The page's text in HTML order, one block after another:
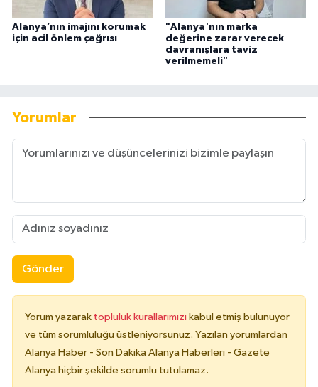
Alanya’nın imajını korumak
için acil önlem çağrısı
"Alanya'nın marka
değerine zarar verecek
davranışlara taviz
verilmemeli"
Yorumlar
Gönder
Yorum yazarak topluluk kurallarımızı kabul etmiş bulunuyor
ve tüm sorumluluğu üstleniyorsunuz. Yazılan yorumlardan
Alanya Haber - Son Dakika Alanya Haberleri - Gazete
Alanya hiçbir şekilde sorumlu tutulamaz.